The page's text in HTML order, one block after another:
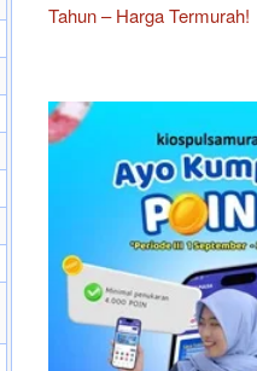
Tahun – Harga Termurah!